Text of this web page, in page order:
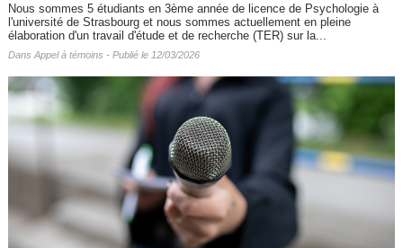
Nous sommes 5 étudiants en 3ème année de licence de Psychologie à
l'université de Strasbourg et nous sommes actuellement en pleine
élaboration d'un travail d'étude et de recherche (TER) sur la...
Dans Appel à témoins - Publié le 12/03/2026